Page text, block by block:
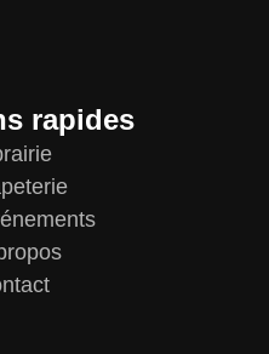
rapides